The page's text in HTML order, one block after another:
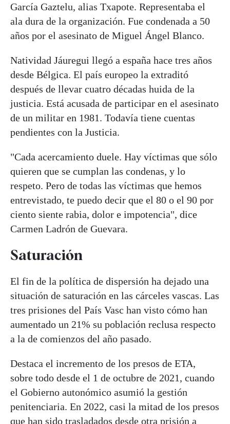
García Gaztelu, alias Txapote. Representaba el
ala dura de la organización. Fue condenada a 50
años por el asesinato de Miguel Ángel Blanco.
Natividad Jáuregui llegó a españa hace tres años
desde Bélgica. El país europeo la extraditó
después de llevar cuatro décadas huida de la
justicia. Está acusada de participar en el asesinato
de un militar en 1981. Todavía tiene cuentas
pendientes con la Justicia.
"Cada acercamiento duele. Hay víctimas que sólo
quieren que se cumplan las condenas, y lo
respeto. Pero de todas las víctimas que hemos
entrevistado, te puedo decir que el 80 o el 90 por
ciento siente rabia, dolor e impotencia", dice
Carmen Ladrón de Guevara.
Saturación
El fin de la política de dispersión ha dejado una
situación de saturación en las cárceles vascas. Las
tres prisiones del País Vasc han visto cómo han
aumentado un 21% su población reclusa respecto
a la de comienzos del año pasado.
Destaca el incremento de los presos de ETA,
sobre todo desde el 1 de octubre de 2021, cuando
el Gobierno autonómico asumió la gestión
penitenciaria. En 2022, casi la mitad de los presos
que han sido trasladados desde otra prisión a